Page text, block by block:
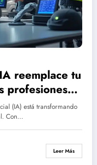
reemplace tu
profesiones
revolución
(IA) está transformando
Con…
Leer Más